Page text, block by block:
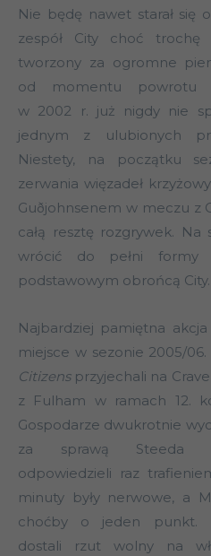
Nie będę nawet starał się
zespół City choć trochę
tworzony za ogromne
od momentu powrotu
w 2002 r. już nigdy nie
jednym z ulubionych
Niestety, na początku
zerwania więzadeł
Guðjohnsenem w meczu z
całą resztę rozgrywek. Na
wrócić do pełni formy
podstawowym obrońcą City.
Najbardziej pamiętna
miejsce w sezonie 2005/
Citizens przyjechali na
z Fulham w ramach 12.
Gospodarze dwukrotnie
za sprawą Steeda
odpowiedzieli raz
minuty były nerwowe, a
choćby o jeden punkt.
dostali rzut wolny na